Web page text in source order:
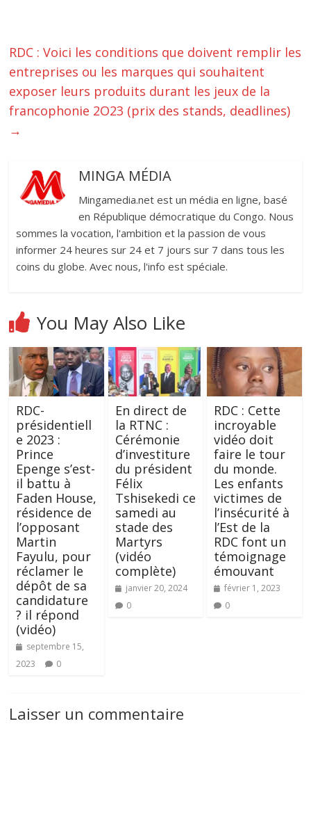
RDC : Voici les conditions que doivent remplir les
entreprises ou les marques qui souhaitent
exposer leurs produits durant les jeux de la
francophonie 2O23 (prix des stands, deadlines)
→
MINGA MÉDIA
Mingamedia.net est un média en ligne, basé
en République démocratique du Congo. Nous
sommes la vocation, l'ambition et la passion de vous
informer 24 heures sur 24 et 7 jours sur 7 dans tous les
coins du globe. Avec nous, l'info est spéciale.
You May Also Like
RDC-
présidentiell
e 2023 :
Prince
Epenge s’est-
il battu à
Faden House,
résidence de
l’opposant
Martin
Fayulu, pour
réclamer le
dépôt de sa
candidature
? il répond
(vidéo)
septembre 15,
2023
0
En direct de
la RTNC :
Cérémonie
d’investiture
du président
Félix
Tshisekedi ce
samedi au
stade des
Martyrs
(vidéo
complète)
janvier 20, 2024
0
RDC : Cette
incroyable
vidéo doit
faire le tour
du monde.
Les enfants
victimes de
l’insécurité à
l’Est de la
RDC font un
témoignage
émouvant
février 1, 2023
0
Laisser un commentaire